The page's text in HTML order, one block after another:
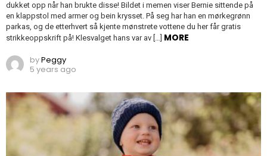
dukket opp når han brukte disse! Bildet i memen viser Bernie sittende på
en klappstol med armer og bein krysset. På seg har han en mørkegrønn
parkas, og de etterhvert så kjente mønstrete vottene du her får gratis
strikkeoppskrift på! Klesvalget hans var av […] MORE
byPeggy
5 years ago